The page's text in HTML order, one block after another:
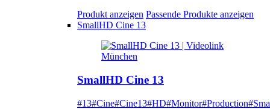
Produkt anzeigen Passende Produkte anzeigen
SmallHD Cine 13
SmallHD Cine 13
#13#Cine#Cine13#HD#Monitor#Production